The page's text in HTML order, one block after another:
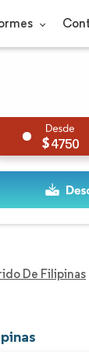
4750
De Filipinas